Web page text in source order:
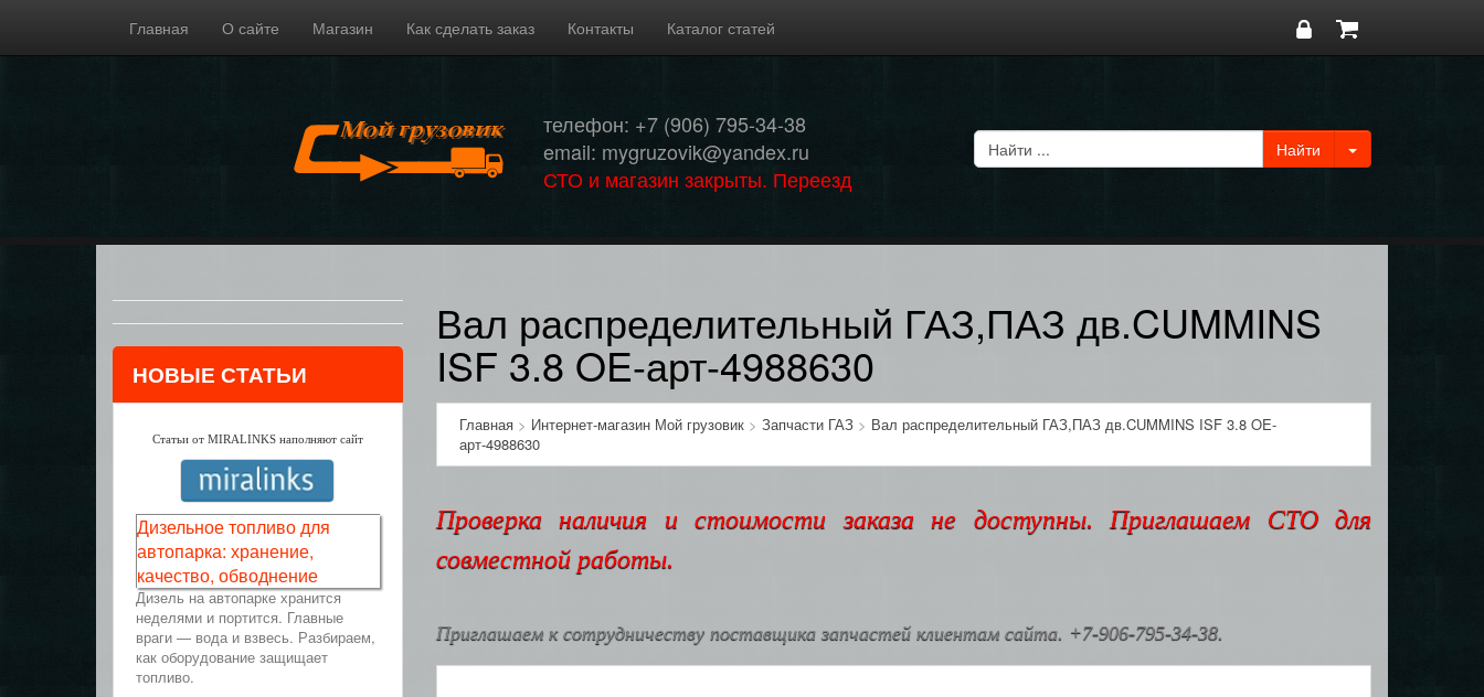
Главная О сайте Магазин Как сделать заказ Контакты Каталог статей
телефон: +7 (906) 795-34-38
email: mygruzovik@yandex.ru
СТО и магазин закрыты. Переезд
Вал распределительный ГАЗ,ПАЗ дв.CUMMINS
ISF 3.8 OE-арт-4988630
Главная> Интернет-магазин Мой грузовик> Запчасти ГАЗ> Вал распределительный ГАЗ,ПАЗ дв.CUMMINS ISF 3.8 OE-
арт-4988630
Проверка наличия и стоимости заказа не доступны. Приглашаем СТО для
совместной работы.
Приглашаем к сотрудничеству поставщика запчастей клиентам сайта. +7-906-795-34-38.
НОВЫЕ СТАТЬИ
Статьи от MIRALINKS наполняют сайт
Дизельное топливо для
автопарка: хранение,
качество, обводнение
Дизель на автопарке хранится
неделями и портится. Главные
враги — вода и взвесь. Разбираем,
как оборудование защищает
топливо.